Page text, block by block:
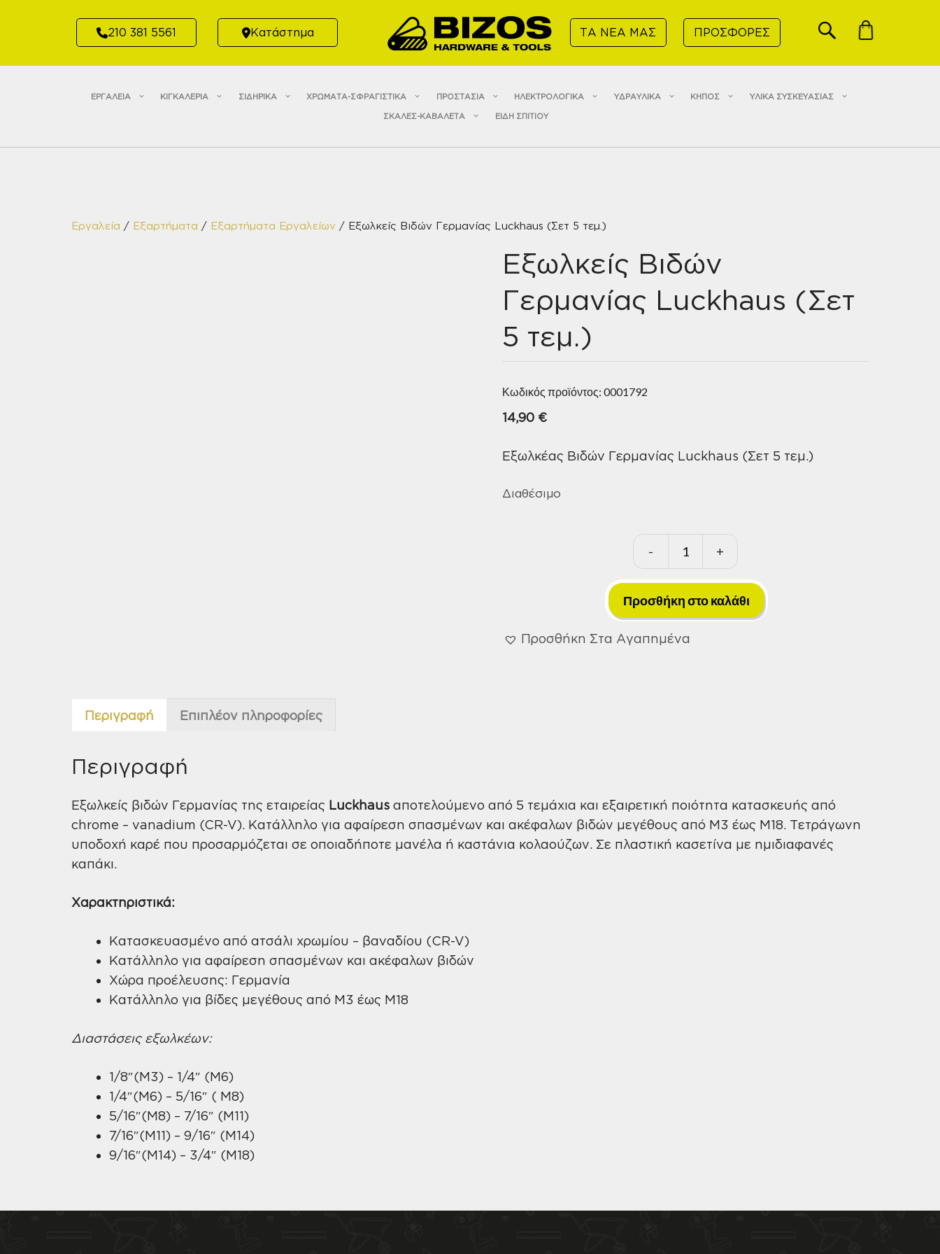
περιεχόμενο
210 381 5561 Κατάστημα ΤΑ ΝΕΑ ΜΑΣ ΠΡΟΣΦΟΡΕΣ
ΕΡΓΑΛΕΙΑ ΚΙΓΚΑΛΕΡΙΑ ΣΙΔΗΡΙΚΑ ΧΡΩΜΑΤΑ-ΣΦΡΑΓΙΣΤΙΚΑ ΠΡΟΣΤΑΣΙΑ ΗΛΕΚΤΡΟΛΟΓΙΚΑ ΥΔΡΑΥΛΙΚΑ ΚΗΠΟΣ ΥΛΙΚΑ ΣΥΣΚΕΥΑΣΙΑΣ
ΣΚΑΛΕΣ-ΚΑΒΑΛΕΤΑ ΕΙΔΗ ΣΠΙΤΙΟΥ
Εργαλεία / Εξαρτήματα / Εξαρτήματα Εργαλείων / Εξωλκείς Βιδών Γερμανίας Luckhaus (Σετ 5 τεμ.)
Εξωλκείς Βιδών
Γερμανίας Luckhaus (Σετ
5 τεμ.)
Κωδικός προϊόντος: 0001792
14,90 €
Εξωλκέας Βιδών Γερμανίας Luckhaus (Σετ 5 τεμ.)
Διαθέσιμο
-
Εξωλκείς
Βιδών
Γερμανίας
Luckhaus
(Σετ
+
Προσθήκη στο καλάθι
Προσθήκη Στα Αγαπημένα
Περιγραφή Επιπλέον πληροφορίες
Περιγραφή
Εξωλκείς βιδών Γερμανίας της εταιρείας Luckhaus αποτελούμενο από 5 τεμάχια και εξαιρετική ποιότητα κατασκευής από
chrome – vanadium (CR-V). Kατάλληλο για αφαίρεση σπασμένων και ακέφαλων βιδών μεγέθους από M3 έως M18. Τετράγωνη
υποδοχή καρέ που προσαρμόζεται σε οποιαδήποτε μανέλα ή καστάνια κολαούζων. Σε πλαστική κασετίνα με ημιδιαφανές
καπάκι.
Χαρακτηριστικά:
Κατασκευασμένο από ατσάλι χρωμίου – βαναδίου (CR-V)
Κατάλληλο για αφαίρεση σπασμένων και ακέφαλων βιδών
Χώρα προέλευσης: Γερμανία
Κατάλληλο για βίδες μεγέθους από M3 έως M18
Διαστάσεις εξωλκέων:
1/8″(M3) – 1/4″ (M6)
1/4″(M6) – 5/16″ ( M8)
5/16″(M8) – 7/16″ (M11)
7/16″(M11) – 9/16″ (M14)
9/16″(M14) – 3/4″ (M18)